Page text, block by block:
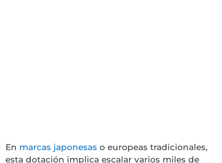
En marcas japonesas o europeas tradicionales,
esta dotación implica escalar varios miles de